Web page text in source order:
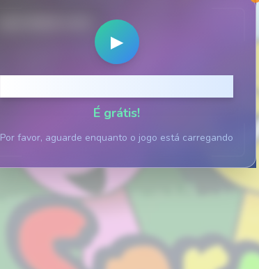
▶
É grátis!
Por favor, aguarde enquanto o jogo está carregando